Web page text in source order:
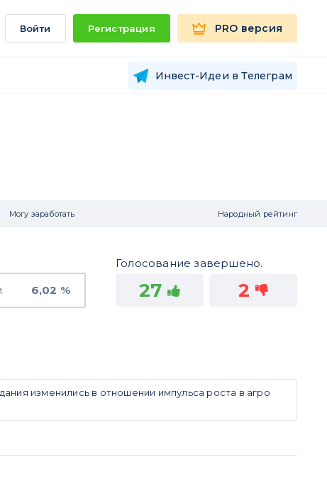
Войти Регистрация PRO версия
Инвест-Идеи в Телеграм
Могу заработать Народный рейтинг
6,02 %
Голосование завершено.
27 2
изменились в отношении импульса роста в агро